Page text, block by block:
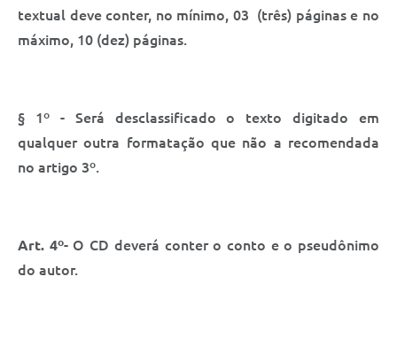
textual deve conter, no mínimo, 03 (três) páginas e no
máximo, 10 (dez) páginas.
§ 1º - Será desclassificado o texto digitado em
qualquer outra formatação que não a recomendada
no artigo 3º.
Art. 4º- O CD deverá conter o conto e o pseudônimo
do autor.